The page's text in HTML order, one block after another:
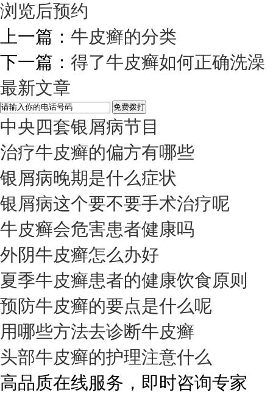
浏览后预约
上一篇： 牛皮癣的分类
下一篇： 得了牛皮癣如何正确洗澡
最新文章
中央四套银屑病节目
治疗牛皮癣的偏方有哪些
银屑病晚期是什么症状
银屑病这个要不要手术治疗呢
牛皮癣会危害患者健康吗
外阴牛皮癣怎么办好
夏季牛皮癣患者的健康饮食原则
预防牛皮癣的要点是什么呢
用哪些方法去诊断牛皮癣
头部牛皮癣的护理注意什么
高品质在线服务，即时咨询专家